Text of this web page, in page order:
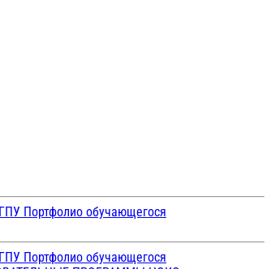
Портфолио обучающегося
Портфолио обучающегося